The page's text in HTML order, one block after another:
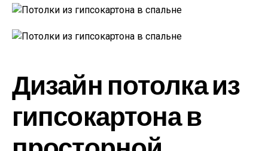
Дизайн потолка из
гипсокартона в